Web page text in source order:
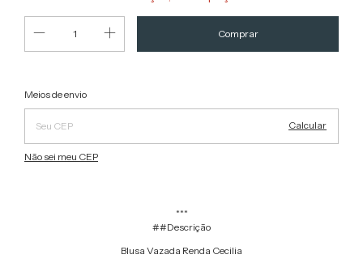
Entregas para o CEP:
Meios de envio
Calcular
Não sei meu CEP
***
##Descrição
Blusa Vazada Renda Cecilia